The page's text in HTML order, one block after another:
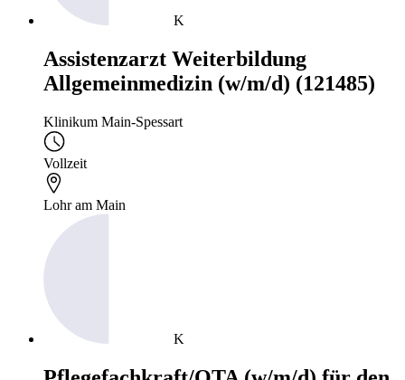
K
Assistenzarzt Weiterbildung
Allgemeinmedizin (w/m/d) (121485)
Klinikum Main-Spessart
Vollzeit
Lohr am Main
K